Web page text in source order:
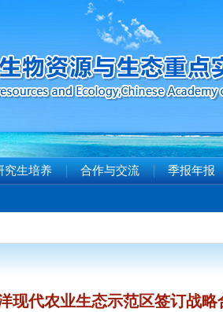
究生培养 合作与交流 季报年报
现代农业生态示范区签订战略